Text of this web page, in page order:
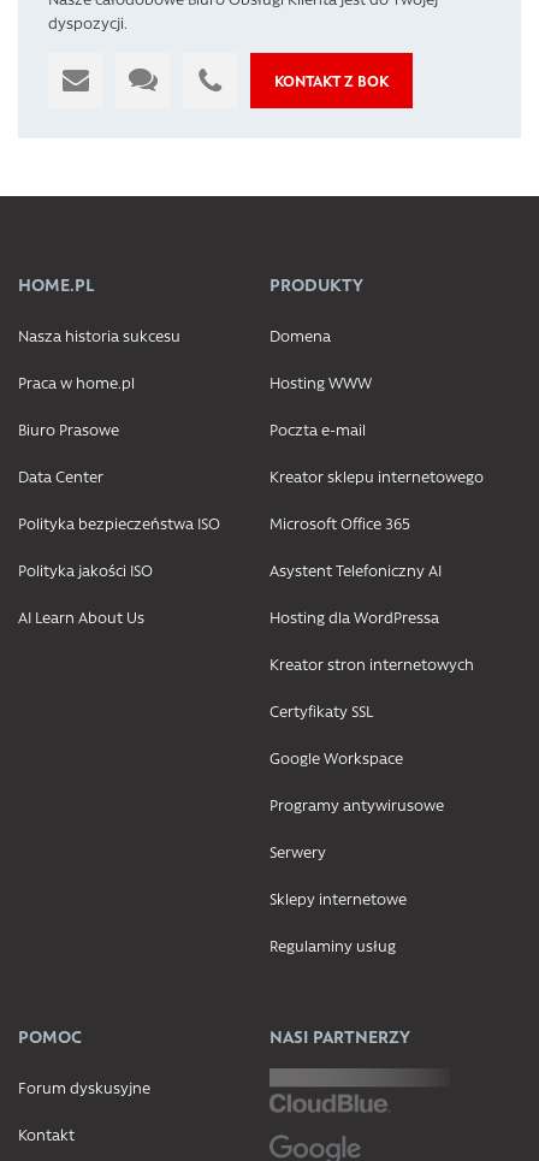
dyspozycji.
KONTAKT Z BOK
HOME.PL
Nasza historia sukcesu
Praca w home.pl
Biuro Prasowe
Data Center
Polityka bezpieczeństwa ISO
Polityka jakości ISO
AI Learn About Us
PRODUKTY
Domena
Hosting WWW
Poczta e-mail
Kreator sklepu internetowego
Microsoft Office 365
Asystent Telefoniczny AI
Hosting dla WordPressa
Kreator stron internetowych
Certyfikaty SSL
Google Workspace
Programy antywirusowe
Serwery
Sklepy internetowe
Regulaminy usług
POMOC
Forum dyskusyjne
Kontakt
NASI PARTNERZY